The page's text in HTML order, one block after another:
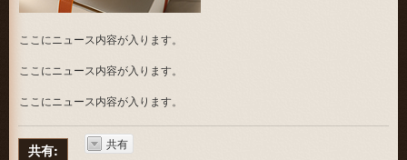
ここにニュース内容が入ります。
ここにニュース内容が入ります。
ここにニュース内容が入ります。
共有: 共有